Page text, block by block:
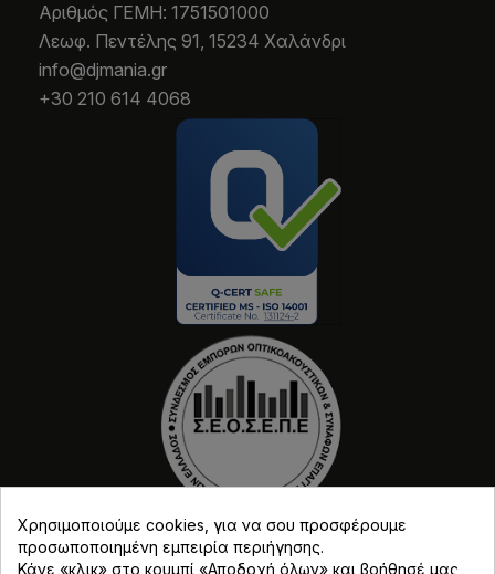
Aριθμός ΓΕΜΗ: 1751501000
Λεωφ. Πεντέλης 91, 15234 Χαλάνδρι
info@djmania.gr
+30 210 614 4068
Χρησιμοποιούμε cookies, για να σου προσφέρουμε
προσωποποιημένη εμπειρία περιήγησης.
Κάνε «κλικ» στο κουμπί «Αποδοχή όλων» και βοήθησέ μας